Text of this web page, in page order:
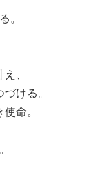
。
、
ける。
命。